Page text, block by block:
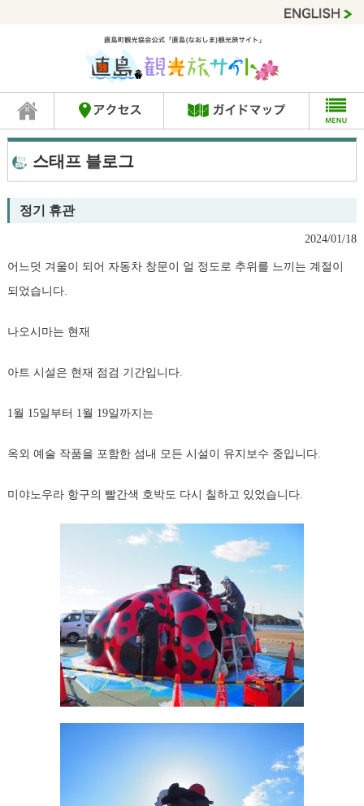
스태프 블로그
정기 휴관
2024/01/18
어느덧 겨울이 되어 자동차 창문이 얼 정도로 추위를 느끼는 계절이
되었습니다.
나오시마는 현재
아트 시설은 현재 점검 기간입니다.
1월 15일부터 1월 19일까지는
옥외 예술 작품을 포함한 섬내 모든 시설이 유지보수 중입니다.
미야노우라 항구의 빨간색 호박도 다시 칠하고 있었습니다.